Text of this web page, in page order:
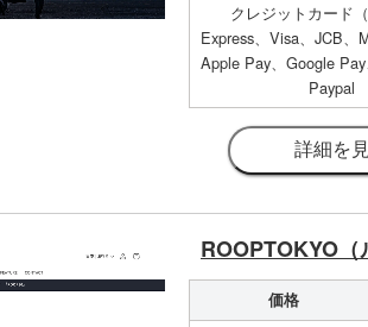
クレジットカード
Express、Visa、JCB、
Apple Pay、Google Pay
Paypal
詳細を
ROOPTOKYO（
価格